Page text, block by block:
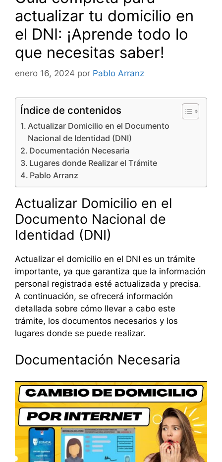
actualizar tu domicilio en
el DNI: ¡Aprende todo lo
que necesitas saber!
enero 16, 2024 por Pablo Arranz
Índice de contenidos
Actualizar Domicilio en el Documento
Nacional de Identidad (DNI)
Documentación Necesaria
Lugares donde Realizar el Trámite
Pablo Arranz
Actualizar Domicilio en el
Documento Nacional de
Identidad (DNI)
Actualizar el domicilio en el DNI es un trámite
importante, ya que garantiza que la información
personal registrada esté actualizada y precisa.
A continuación, se ofrecerá información
detallada sobre cómo llevar a cabo este
trámite, los documentos necesarios y los
lugares donde se puede realizar.
Documentación Necesaria